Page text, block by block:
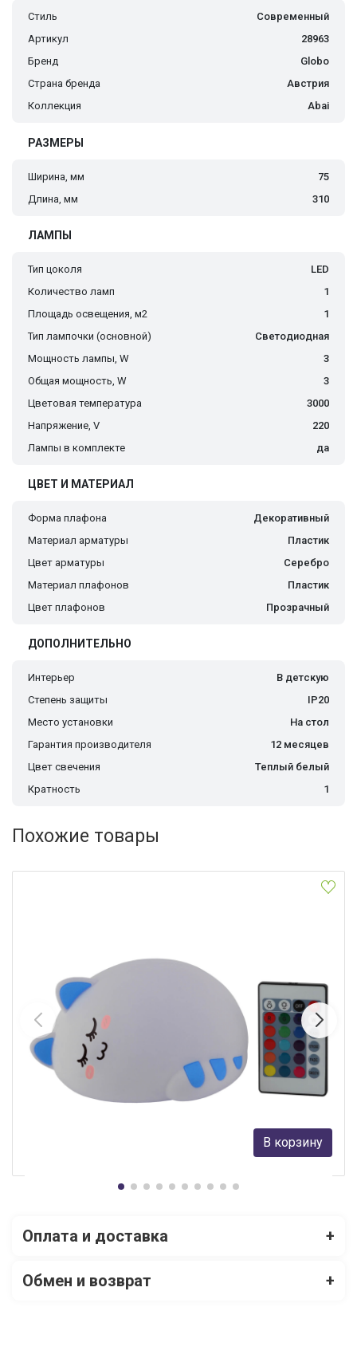
Стиль
Современный
Артикул
28963
Бренд
Globo
Страна бренда
Австрия
Коллекция
Abai
РАЗМЕРЫ
Ширина, мм
75
Длина, мм
310
ЛАМПЫ
Тип цоколя
LED
Количество ламп
1
Площадь освещения, м2
1
Тип лампочки (основной)
Светодиодная
Мощность лампы, W
3
Общая мощность, W
3
Цветовая температура
3000
Напряжение, V
220
Лампы в комплекте
да
ЦВЕТ И МАТЕРИАЛ
Форма плафона
Декоративный
Материал арматуры
Пластик
Цвет арматуры
Серебро
Материал плафонов
Пластик
Цвет плафонов
Прозрачный
ДОПОЛНИТЕЛЬНО
Интерьер
В детскую
Степень защиты
IP20
Место установки
На стол
Гарантия производителя
12 месяцев
Цвет свечения
Теплый белый
Кратность
1
Похожие товары
Настольная лампа ЭРА NLED-415-2W-BU Б0041095
ЭРА
В корзину
Оплата и доставка +
Обмен и возврат +